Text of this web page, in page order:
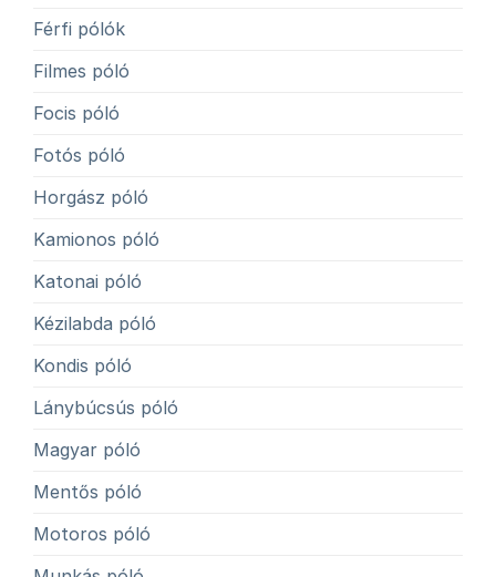
Férfi pólók
Filmes póló
Focis póló
Fotós póló
Horgász póló
Kamionos póló
Katonai póló
Kézilabda póló
Kondis póló
Lánybúcsús póló
Magyar póló
Mentős póló
Motoros póló